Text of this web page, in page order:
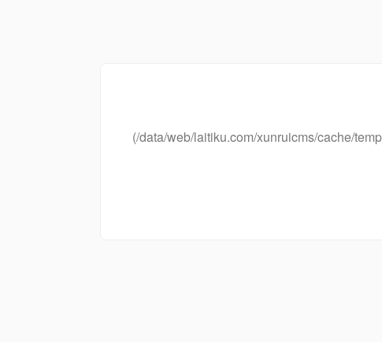
(/data/web/laitiku.com/xunruicms/cache/